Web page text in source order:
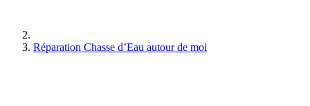
Réparation Chasse d’Eau autour de moi